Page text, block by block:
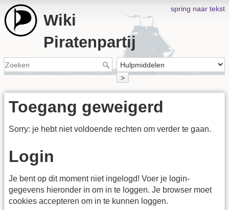
spring naar tekst
Wiki
Piratenpartij
>
Toegang geweigerd
Sorry: je hebt niet voldoende rechten om verder te gaan.
Login
Je bent op dit moment niet ingelogd! Voer je login-
gegevens hieronder in om in te loggen. Je browser moet
cookies accepteren om in te kunnen loggen.